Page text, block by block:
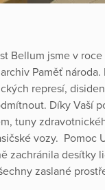
Bellum jsme v
Paměť
represí,
Díky Vaší
tuny
vozy. Pomoc
zachránila
zaslané